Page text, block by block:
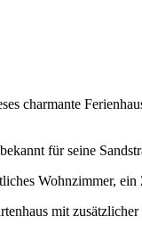
charmante
für seine
Wohnzimmer,
mit